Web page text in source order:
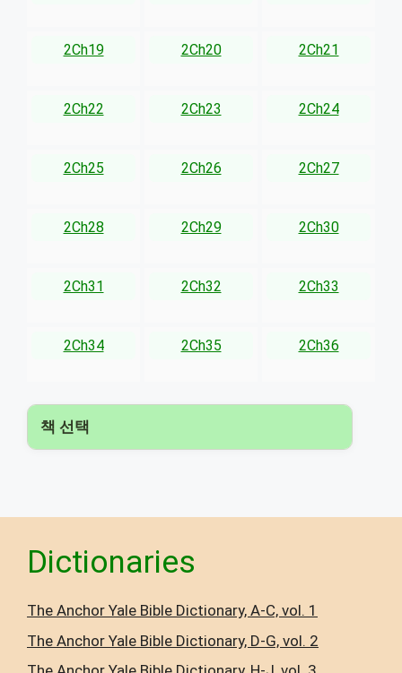
2Ch19 2Ch20 2Ch21
2Ch22 2Ch23 2Ch24
2Ch25 2Ch26 2Ch27
2Ch28 2Ch29 2Ch30
2Ch31 2Ch32 2Ch33
2Ch34 2Ch35 2Ch36
책 선택
Dictionaries
The Anchor Yale Bible Dictionary, A-C, vol. 1
The Anchor Yale Bible Dictionary, D-G, vol. 2